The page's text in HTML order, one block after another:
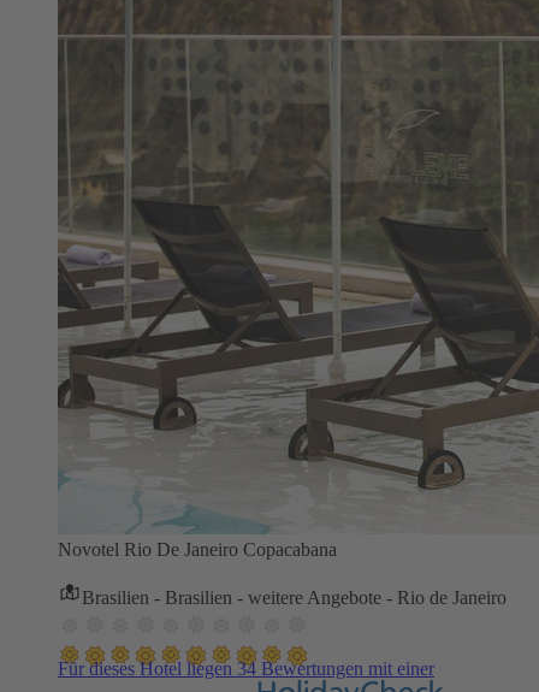
Novotel Rio De Janeiro Copacabana
Brasilien - Brasilien - weitere Angebote - Rio de Janeiro
Für dieses Hotel liegen 34 Bewertungen mit einer